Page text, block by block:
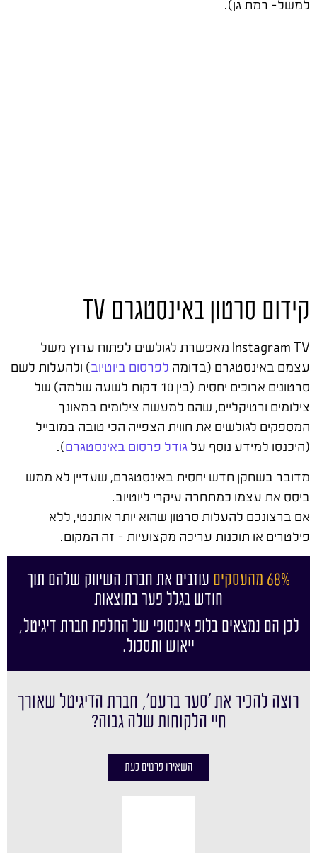
למשל- רמת גן).
קידום סרטון באינסטגרם TV
Instagram TV מאפשרת לגולשים לפתוח ערוץ משל
עצמם באינסטגרם (בדומה לפרסום ביוטיוב) ולהעלות לשם
סרטונים ארוכים יחסית (בין 10 דקות לשעה שלמה) של
צילומים ורטיקליים, שהם למעשה צילומים במאונך
המספקים לגולשים את חווית הצפייה הכי טובה במובייל
(היכנסו למידע נוסף עלגודל פרסום באינסטגרם).
מדובר בשחקן חדש יחסית באינסטגרם, שעדיין לא ממש
ביסס את עצמו כמתחרה עיקרי ליוטיוב.
אם ברצונכם להעלות סרטון שהוא יותר אותנטי, ללא
פילטרים או תוכנות עריכה מקצועיות – זה המקום.
68% מהעסקים
עוזבים את חברת השיווק שלהם תוך
חודש בגלל פער בתוצאות
לכן הם נמצאים בלופ אינסופי של החלפת חברת דיגיטל,
ייאוש ותסכול.
רוצה להכיר את ׳סער ברעם׳, חברת הדיגיטל שאורך
חיי הלקוחות שלה גבוה?
השאירו פרטים כעת